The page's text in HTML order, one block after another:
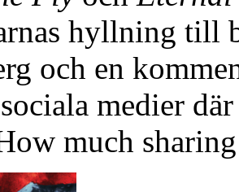
hyllning till
och en
medier
much